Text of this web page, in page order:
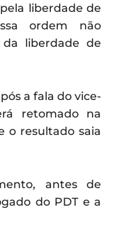
liberdade de
ordem não
liberdade de
a fala do vice-
retomado na
o resultado saia
antes de
do PDT e a